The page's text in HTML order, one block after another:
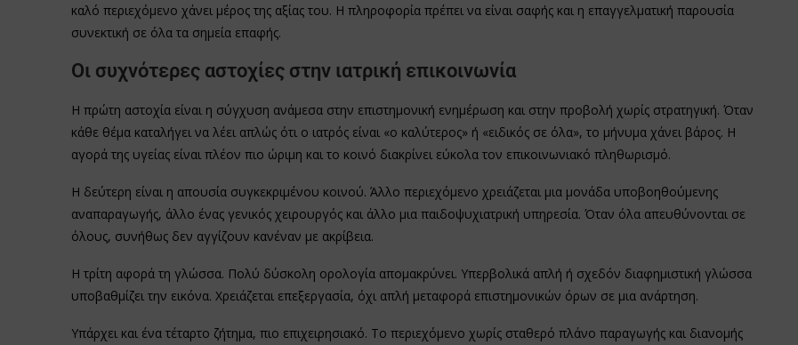
καλό περιεχόμενο χάνει μέρος της αξίας του. Η πληροφορία πρέπει να είναι σαφής και η επαγγελματική παρουσία
συνεκτική σε όλα τα σημεία επαφής.
Οι συχνότερες αστοχίες στην ιατρική επικοινωνία
Η πρώτη αστοχία είναι η σύγχυση ανάμεσα στην επιστημονική ενημέρωση και στην προβολή χωρίς στρατηγική. Όταν
κάθε θέμα καταλήγει να λέει απλώς ότι ο ιατρός είναι «ο καλύτερος» ή «ειδικός σε όλα», το μήνυμα χάνει βάρος. Η
αγορά της υγείας είναι πλέον πιο ώριμη και το κοινό διακρίνει εύκολα τον επικοινωνιακό πληθωρισμό.
Η δεύτερη είναι η απουσία συγκεκριμένου κοινού. Άλλο περιεχόμενο χρειάζεται μια μονάδα υποβοηθούμενης
αναπαραγωγής, άλλο ένας γενικός χειρουργός και άλλο μια παιδοψυχιατρική υπηρεσία. Όταν όλα απευθύνονται σε
όλους, συνήθως δεν αγγίζουν κανέναν με ακρίβεια.
Η τρίτη αφορά τη γλώσσα. Πολύ δύσκολη ορολογία απομακρύνει. Υπερβολικά απλή ή σχεδόν διαφημιστική γλώσσα
υποβαθμίζει την εικόνα. Χρειάζεται επεξεργασία, όχι απλή μεταφορά επιστημονικών όρων σε μια ανάρτηση.
Υπάρχει και ένα τέταρτο ζήτημα, πιο επιχειρησιακό. Το περιεχόμενο χωρίς σταθερό πλάνο παραγωγής και διανομής